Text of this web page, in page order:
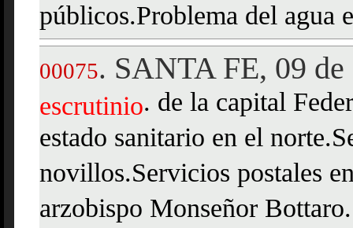
públicos.Problema del agua
00075. SANTA FE, 09
escrutinio. de la capital
estado sanitario en el
novillos.Servicios postales
arzobispo Monseñor